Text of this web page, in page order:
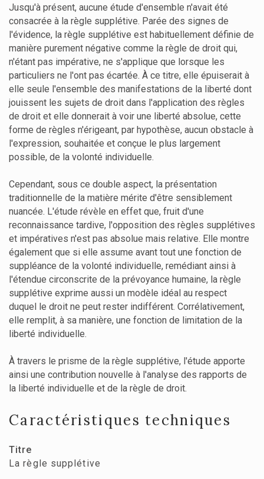
Jusqu'à présent, aucune étude d'ensemble n'avait été
consacrée à la règle supplétive. Parée des signes de
l'évidence, la règle supplétive est habituellement définie de
manière purement négative comme la règle de droit qui,
n'étant pas impérative, ne s'applique que lorsque les
particuliers ne l'ont pas écartée. À ce titre, elle épuiserait à
elle seule l'ensemble des manifestations de la liberté dont
jouissent les sujets de droit dans l'application des règles
de droit et elle donnerait à voir une liberté absolue, cette
forme de règles n'érigeant, par hypothèse, aucun obstacle à
l'expression, souhaitée et conçue le plus largement
possible, de la volonté individuelle.
Cependant, sous ce double aspect, la présentation
traditionnelle de la matière mérite d'être sensiblement
nuancée. L'étude révèle en effet que, fruit d'une
reconnaissance tardive, l'opposition des règles supplétives
et impératives n'est pas absolue mais relative. Elle montre
également que si elle assume avant tout une fonction de
suppléance de la volonté individuelle, remédiant ainsi à
l'étendue circonscrite de la prévoyance humaine, la règle
supplétive exprime aussi un modèle idéal au respect
duquel le droit ne peut rester indifférent. Corrélativement,
elle remplit, à sa manière, une fonction de limitation de la
liberté individuelle.
À travers le prisme de la règle supplétive, l'étude apporte
ainsi une contribution nouvelle à l'analyse des rapports de
la liberté individuelle et de la règle de droit.
Caractéristiques techniques
Titre
La règle supplétive